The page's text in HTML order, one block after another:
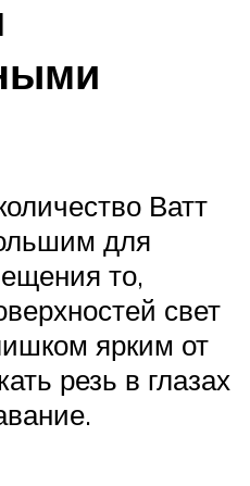
Ватт
для
то,
свет
ярким от
резь в глазах